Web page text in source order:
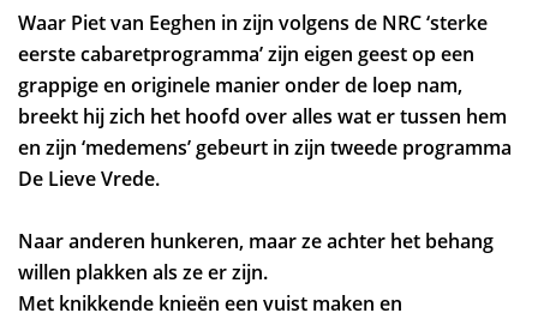
Waar Piet van Eeghen in zijn volgens de NRC ‘sterke
eerste cabaretprogramma’ zijn eigen geest op een
grappige en originele manier onder de loep nam,
breekt hij zich het hoofd over alles wat er tussen hem
en zijn ‘medemens’ gebeurt in zijn tweede programma
De Lieve Vrede.
Naar anderen hunkeren, maar ze achter het behang
willen plakken als ze er zijn.
Met knikkende knieën een vuist maken en